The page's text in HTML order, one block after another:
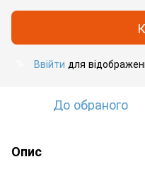
Ввійти для
До обраного
Опис